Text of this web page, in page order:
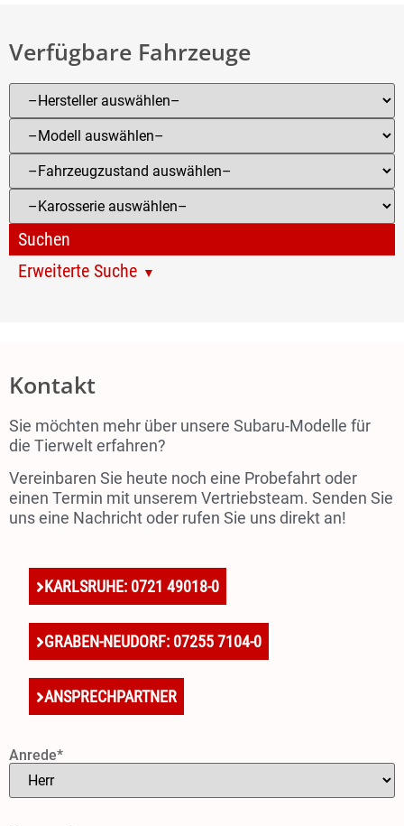
Verfügbare Fahrzeuge
Erweiterte Suche
Kontakt
Sie möchten mehr über unsere Subaru-Modelle für
die Tierwelt erfahren?
Vereinbaren Sie heute noch eine Probefahrt oder
einen Termin mit unserem Vertriebsteam. Senden Sie
uns eine Nachricht oder rufen Sie uns direkt an!
KARLSRUHE: 0721 49018-0
GRABEN-NEUDORF: 07255 7104-0
ANSPRECHPARTNER
Anrede*